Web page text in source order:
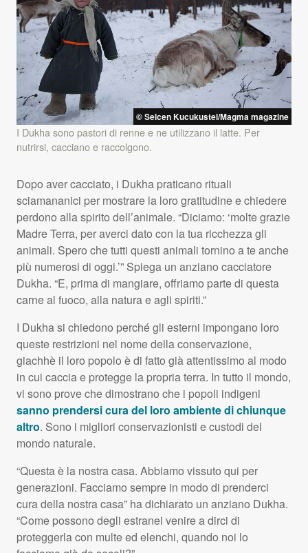
© Selcen Kucukustel/Magma magazine
I Dukha sono pastori di renne e ne utilizzano il latte. Per
nutrirsi, cacciano e raccolgono.
Dopo aver cacciato, i Dukha praticano rituali
sciamananici per mostrare la loro gratitudine e chiedere
perdono alla spirito dell’animale. “Diciamo: ‘molte grazie
Madre Terra, per averci dato con la tua ricchezza gli
animali. Spero che tutti questi animali tornino a te anche
più numerosi di oggi.’” Spiega un anziano cacciatore
Dukha. “E, prima di mangiare, offriamo parte di questa
carne al fuoco, alla natura e agli spiriti.”
I Dukha si chiedono perché gli esterni impongano loro
queste restrizioni nel nome della conservazione,
giachhè il loro popolo è di fatto già attentissimo al modo
in cui caccia e protegge la propria terra. In tutto il mondo,
vi sono prove che dimostrano che i popoli indigeni
sanno prendersi cura del loro ambiente di chiunque
altro. Sono i migliori conservazionisti e custodi del
mondo naturale.
“Questa è la nostra casa. Abbiamo vissuto qui per
generazioni. Facciamo sempre in modo di prenderci
cura della nostra casa” ha dichiarato un anziano Dukha.
“Come possono degli estranei venire a dirci di
proteggerla con multe ed elenchi, quando noi lo